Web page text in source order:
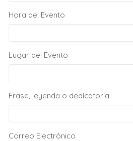
Hora del Evento
Lugar del Evento
Frase, leyenda o dedicatoria
Correo Electrónico